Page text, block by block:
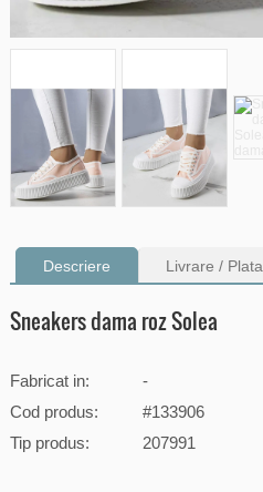
Descriere Livrare / Plata
Sneakers dama roz Solea
Fabricat in:
-
Cod produs:
#133906
Tip produs:
207991